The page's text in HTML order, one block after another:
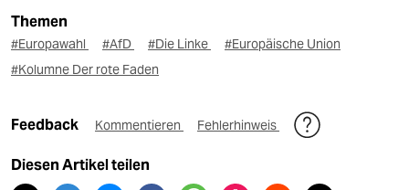
Themen
#Europawahl #AfD #Die Linke
#Europäische Union
#Kolumne Der rote Faden
Feedback Kommentieren Fehlerhinweis
Diesen Artikel teilen